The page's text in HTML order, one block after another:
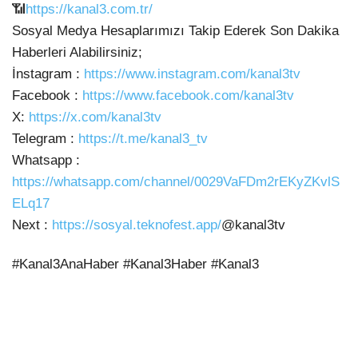
📶https://kanal3.com.tr/
Sosyal Medya Hesaplarımızı Takip Ederek Son Dakika
Haberleri Alabilirsiniz;
İnstagram : https://www.instagram.com/kanal3tv
Facebook : https://www.facebook.com/kanal3tv
X: https://x.com/kanal3tv
Telegram : https://t.me/kanal3_tv
Whatsapp :
https://whatsapp.com/channel/0029VaFDm2rEKyZKvlS
ELq17
Next : https://sosyal.teknofest.app/@kanal3tv
#Kanal3AnaHaber #Kanal3Haber #Kanal3